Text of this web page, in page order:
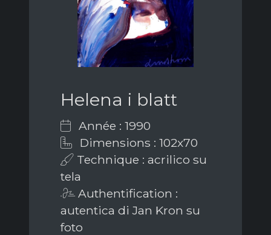
Helena i blatt
Année : 1990
Dimensions : 102x70
Technique : acrilico su
tela
Authentification :
autentica di Jan Kron su
foto